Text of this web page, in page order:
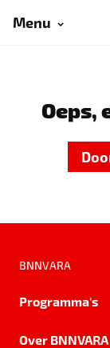
Menu
Oeps,
BNNVARA
Programma's
Over BNNVARA